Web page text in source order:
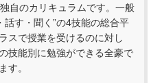
自のカリキュラムです。一般
話す・聞く”の4技能の総合平
スで授業を受けるのに対し
技能別に勉強ができる全豪で
す。